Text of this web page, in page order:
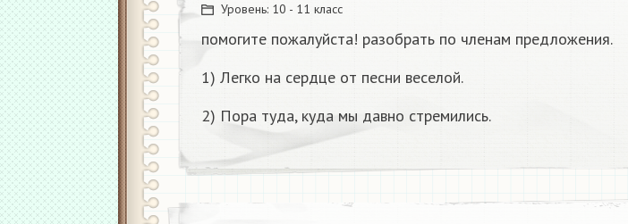
Уровень: 10 - 11 класс
помогите пожалуйста! разобрать по членам предложения.
1) Легко на сердце от песни веселой.
2) Пора туда, куда мы давно стремились.